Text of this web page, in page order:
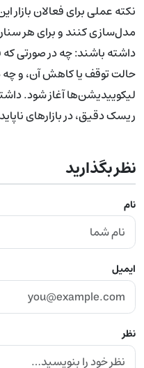
نکته عملی برای فعالان
مدل‌سازی کنند و برای هر
داشته باشند: چه در صورتی که
حالت توقف یا کاهش آن، و چه
لیکوییدیشن‌ها آغاز شود.
ریسک دقیق، در بازارهای
نظر بگذارید
نام
ایمیل
نظر